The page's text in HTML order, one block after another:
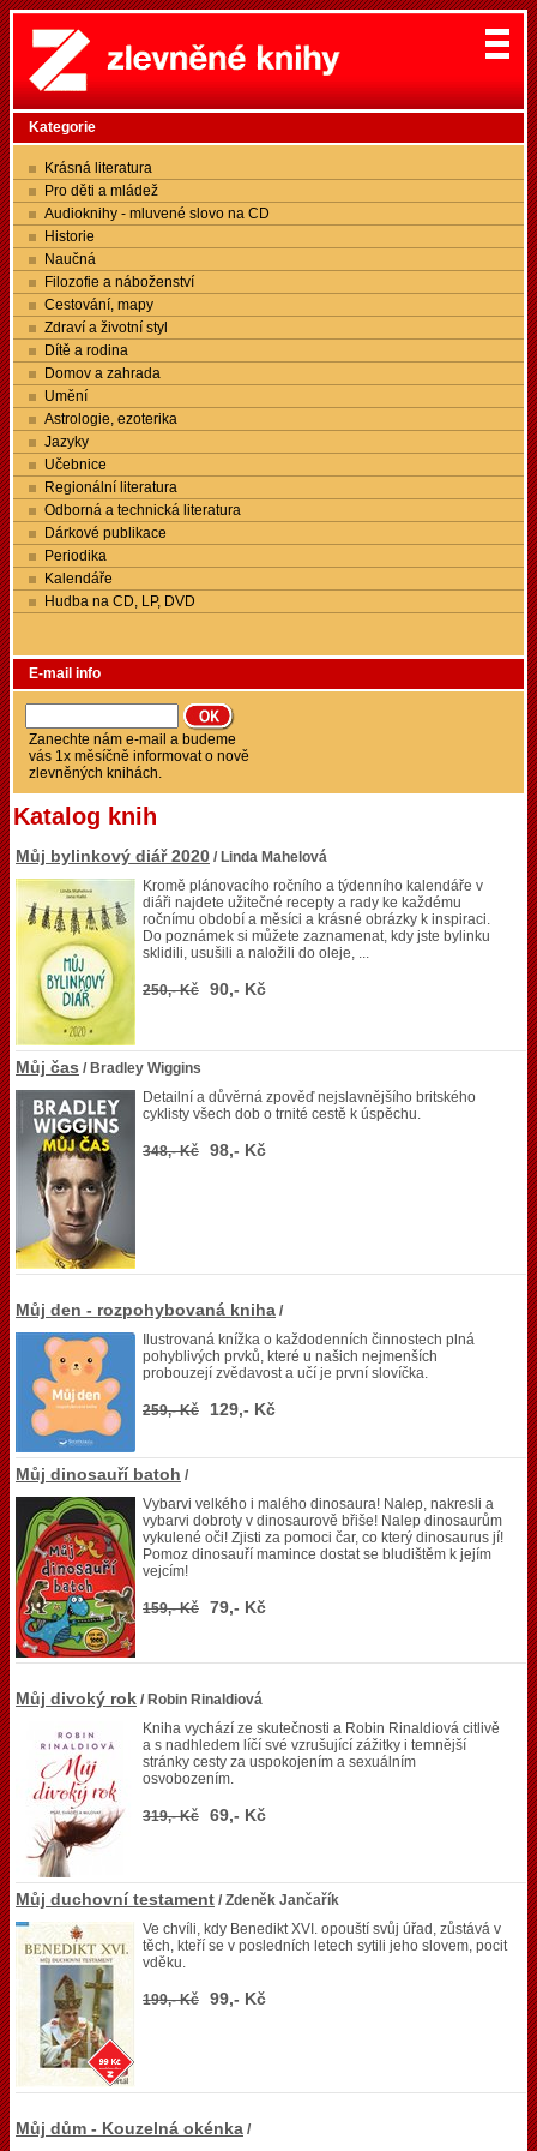
Kategorie
Krásná literatura
Pro děti a mládež
Audioknihy - mluvené slovo na CD
Historie
Naučná
Filozofie a náboženství
Cestování, mapy
Zdraví a životní styl
Dítě a rodina
Domov a zahrada
Umění
Astrologie, ezoterika
Jazyky
Učebnice
Regionální literatura
Odborná a technická literatura
Dárkové publikace
Periodika
Kalendáře
Hudba na CD, LP, DVD
E-mail info
Zanechte nám e-mail a budeme
vás 1x měsíčně informovat o nově
zlevněných knihách.
Katalog knih
Můj bylinkový diář 2020 / Linda Mahelová
Kromě plánovacího ročního a týdenního kalendáře v
diáři najdete užitečné recepty a rady ke každému
ročnímu období a měsíci a krásné obrázky k inspiraci.
Do poznámek si můžete zaznamenat, kdy jste bylinku
sklidili, usušili a naložili do oleje, ...
250,- Kč 90,- Kč
Můj čas / Bradley Wiggins
Detailní a důvěrná zpověď nejslavnějšího britského
cyklisty všech dob o trnité cestě k úspěchu.
348,- Kč 98,- Kč
Můj den - rozpohybovaná kniha /
Ilustrovaná knížka o každodenních činnostech plná
pohyblivých prvků, které u našich nejmenších
probouzejí zvědavost a učí je první slovíčka.
259,- Kč 129,- Kč
Můj dinosauří batoh /
Vybarvi velkého i malého dinosaura! Nalep, nakresli a
vybarvi dobroty v dinosaurově břiše! Nalep dinosaurům
vykulené oči! Zjisti za pomoci čar, co který dinosaurus jí!
Pomoz dinosauří mamince dostat se bludištěm k jejím
vejcím!
159,- Kč 79,- Kč
Můj divoký rok / Robin Rinaldiová
Kniha vychází ze skutečnosti a Robin Rinaldiová citlivě
a s nadhledem líčí své vzrušující zážitky i temnější
stránky cesty za uspokojením a sexuálním
osvobozením.
319,- Kč 69,- Kč
Můj duchovní testament / Zdeněk Jančařík
Ve chvíli, kdy Benedikt XVI. opouští svůj úřad, zůstává v
těch, kteří se v posledních letech sytili jeho slovem, pocit
vděku.
199,- Kč 99,- Kč
Můj dům - Kouzelná okénka /